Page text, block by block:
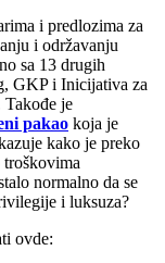
i predlozima za
i održavanju
sa 13 drugih
GKP i Inicijativa za
Takođe je
pakao koja je
kako je preko
troškovima
normalno da se
i luksuza?
ovde: